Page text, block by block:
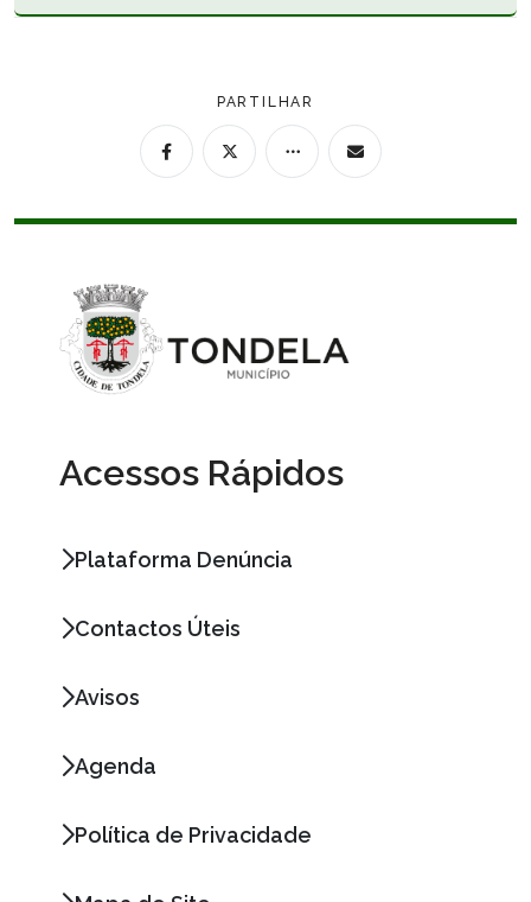
PARTILHAR
Acessos Rápidos
Plataforma Denúncia
Contactos Úteis
Avisos
Agenda
Política de Privacidade